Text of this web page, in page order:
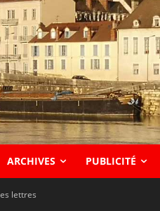
ARCHIVES PUBLICITÉ
lettres